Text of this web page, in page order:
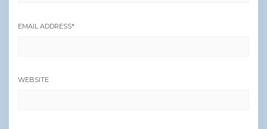
EMAIL ADDRESS*
WEBSITE